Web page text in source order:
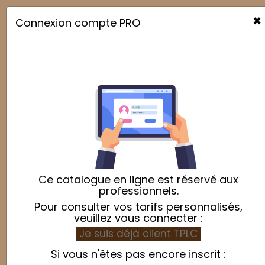

Nouveaux produits
Meilleures ventes
Marques
Fournisseurs
Catégories
Accueil
×
Connexion compte PRO
Ce catalogue en ligne est réservé aux
professionnels.
Pour consulter vos tarifs personnalisés,
veuillez vous connecter :
Je suis déjà client TPLC
Si vous n'êtes pas encore inscrit :